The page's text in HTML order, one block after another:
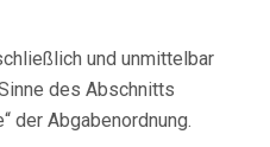
und unmittelbar
des Abschnitts
der Abgabenordnung.